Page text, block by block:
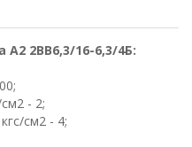
2ВВ6,3/16-6,3/4Б:
- 2;
см2 - 4;